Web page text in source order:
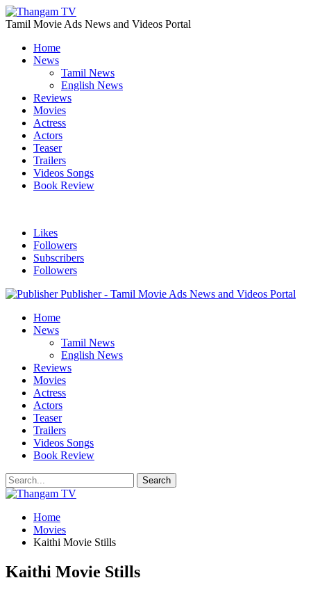
Tamil Movie Ads News and Videos Portal
Home
News
Tamil News
English News
Reviews
Movies
Actress
Actors
Teaser
Trailers
Videos Songs
Book Review
Likes
Followers
Subscribers
Followers
Publisher - Tamil Movie Ads News and Videos Portal
Home
News
Tamil News
English News
Reviews
Movies
Actress
Actors
Teaser
Trailers
Videos Songs
Book Review
Home
Movies
Kaithi Movie Stills
Kaithi Movie Stills